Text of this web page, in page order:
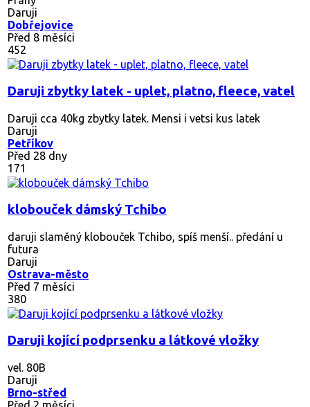
Daruji
Dobřejovice
Před 8 měsíci
452
Daruji zbytky latek - uplet, platno, fleece, vatel
Daruji cca 40kg zbytky latek. Mensi i vetsi kus latek
Daruji
Petříkov
Před 28 dny
171
klobouček dámský Tchibo
daruji slaměný klobouček Tchibo, spíš menší.. předání u
futura
Daruji
Ostrava-město
Před 7 měsíci
380
Daruji kojící podprsenku a látkové vložky
vel. 80B
Daruji
Brno-střed